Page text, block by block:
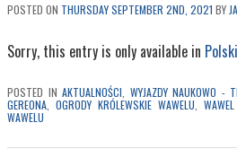
POSTED ON THURSDAY SEPTEMBER 2ND, 2021 BY
Sorry, this entry is only available in Polski
POSTED IN AKTUALNOŚCI WYJAZDY NAUKOWO -
GEREONA OGRODY KRÓLEWSKIE WAWELU
WAWELU